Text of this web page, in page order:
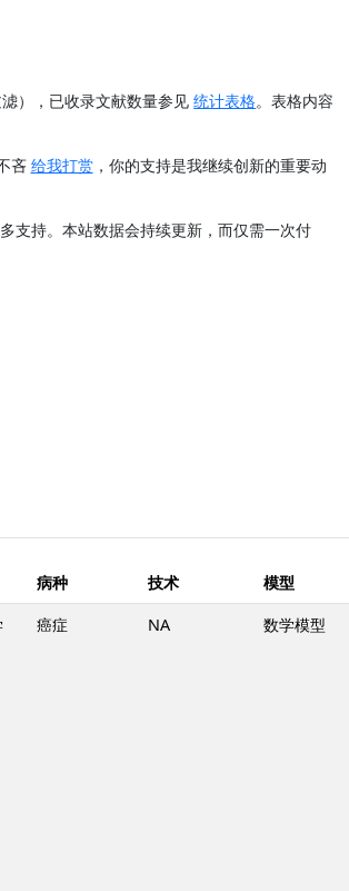
滤），已收录文献数量参见统计表格。表格内容
吝 给我打赏，你的支持是我继续创新的重要动
支持。本站数据会持续更新，而仅需一次付
病种 技术
模型
癌症 NA 数学模型